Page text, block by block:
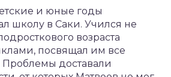
и юные годы
школу в Саки. Учился не
возраста
посвящал им все
доставали